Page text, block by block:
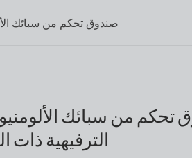
صندوق تحكم من سبائك الألومنيوم 12 فولت/24 فولت للمركبات الترفيهية ذات الدفع
الترفيهية ذات